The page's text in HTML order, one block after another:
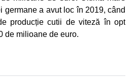
germane a avut loc în 2019, când
producție cutii de viteză în opt
de milioane de euro.